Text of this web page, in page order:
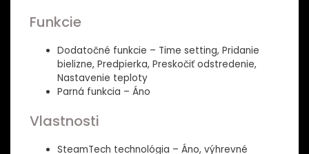
Funkcie
Dodatočné funkcie – Time setting, Pridanie
bielizne, Predpierka, Preskočiť odstredenie,
Nastavenie teploty
Parná funkcia – Áno
Vlastnosti
SteamTech technológia – Áno, výhrevné